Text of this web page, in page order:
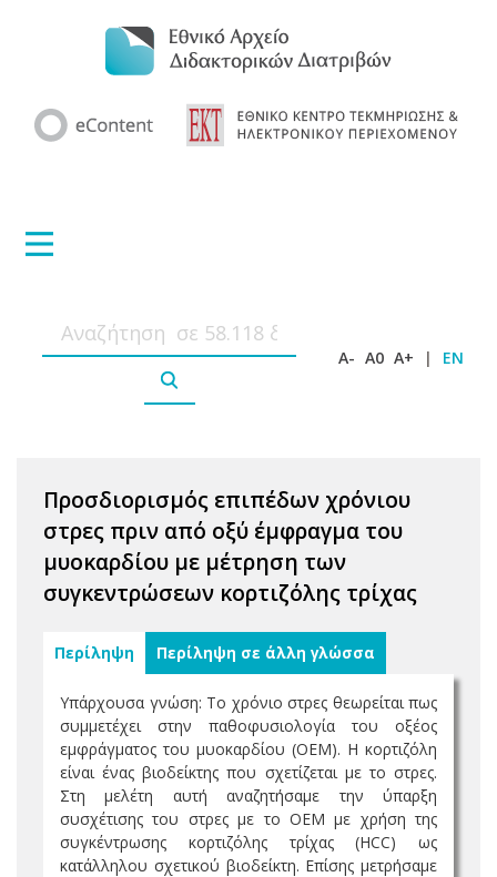
A- A0 A+ | EN
Προσδιορισμός επιπέδων χρόνιου
στρες πριν από οξύ έμφραγμα του
μυοκαρδίου με μέτρηση των
συγκεντρώσεων κορτιζόλης τρίχας
Περίληψη Περίληψη σε άλλη γλώσσα
Υπάρχουσα γνώση: Το χρόνιο στρες θεωρείται πως
συμμετέχει στην παθοφυσιολογία του οξέος
εμφράγματος του μυοκαρδίου (ΟΕΜ). Η κορτιζόλη
είναι ένας βιοδείκτης που σχετίζεται με το στρες.
Στη μελέτη αυτή αναζητήσαμε την ύπαρξη
συσχέτισης του στρες με το ΟΕΜ με χρήση της
συγκέντρωσης κορτιζόλης τρίχας (HCC) ως
κατάλληλου σχετικού βιοδείκτη. Επίσης μετρήσαμε